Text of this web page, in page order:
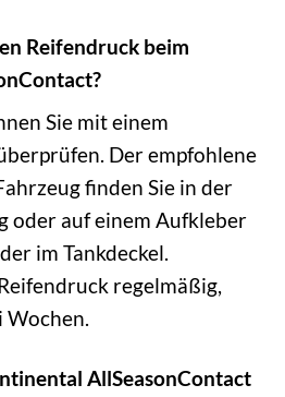
Reifendruck beim
Sie mit einem
Der empfohlene
finden Sie in der
oder auf einem Aufkleber
im Tankdeckel.
regelmäßig,
Wochen.
AllSeasonContact